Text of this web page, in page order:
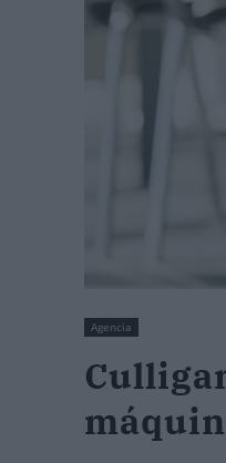
Agencia